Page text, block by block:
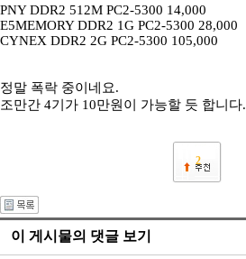
PNY DDR2 512M PC2-5300 14,000
E5MEMORY DDR2 1G PC2-5300 28,000
CYNEX DDR2 2G PC2-5300 105,000
정말 폭락 중이네요.
조만간 4기가 10만원이 가능할 듯 합니다.
2
이 게시물의 댓글 보기